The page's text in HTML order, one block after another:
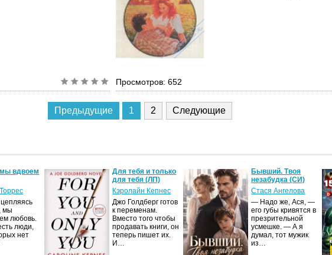
Просмотров: 652
Предыдущие 1 2 Следующие
вдвоем
мы
любовь.
люди,
нет
Для тебя и только
для тебя (ЛП)
Кэролайн Кепнес
Джо Голдберг готов
к переменам.
Вместо того чтобы
продавать книги, он
теперь пишет их.
И…
Бывший. Твоя
незабудка (СИ)
Стася Ангелова
— Надо же, Ася, —
его губы кривятся в
презрительной
усмешке. — А я
думал, тот мужик
из…